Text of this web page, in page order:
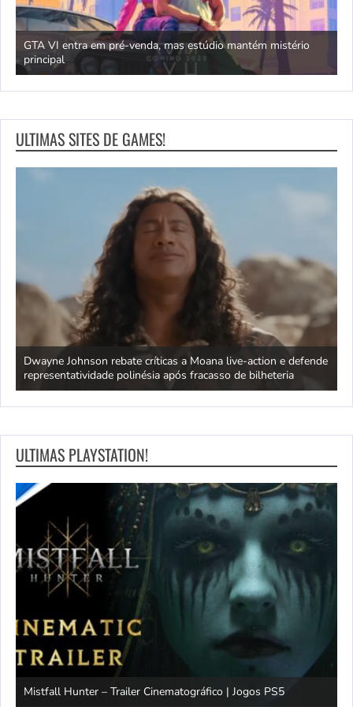
GTA VI entra em pré-venda, mas estúdio mantém mistério
principal
ULTIMAS SITES DE GAMES!
Dwayne Johnson rebate críticas a Moana live-action e defende
representatividade polinésia após fracasso de bilheteria
ULTIMAS PLAYSTATION!
Mistfall Hunter – Trailer Cinematográfico | Jogos PS5